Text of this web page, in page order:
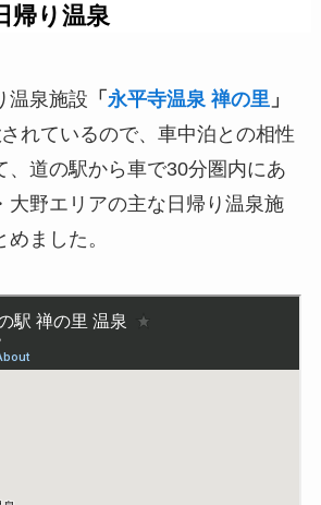
帰り温泉
温泉施設 「 永平寺温泉 禅の里 」
されているので、車中泊との相性
、道の駅から車で30分圏内にあ
大野エリアの主な日帰り温泉施
ました。